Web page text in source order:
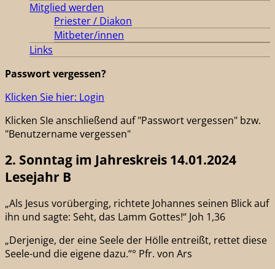
Mitglied werden
Priester / Diakon
Mitbeter/innen
Links
Passwort vergessen?
Klicken Sie hier: Login
Klicken SIe anschließend auf "Passwort vergessen" bzw.
"Benutzername vergessen"
2. Sonntag im Jahreskreis 14.01.2024
Lesejahr B
„Als Jesus vorüberging, richtete Johannes seinen Blick auf
ihn und sagte: Seht, das Lamm Gottes!“ Joh 1,36
„Derjenige, der eine Seele der Hölle entreißt, rettet diese
Seele-und die eigene dazu.“° Pfr. von Ars